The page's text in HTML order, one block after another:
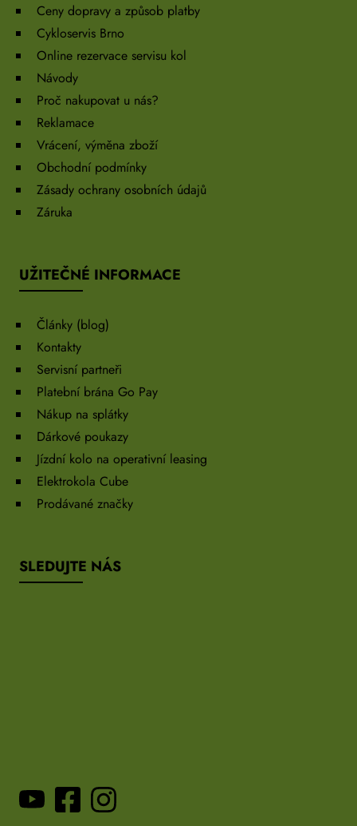
Ceny dopravy a způsob platby
Cykloservis Brno
Online rezervace servisu kol
Návody
Proč nakupovat u nás?
Reklamace
Vrácení, výměna zboží
Obchodní podmínky
Zásady ochrany osobních údajů
Záruka
UŽITEČNÉ INFORMACE
Články (blog)
Kontakty
Servisní partneři
Platební brána Go Pay
Nákup na splátky
Dárkové poukazy
Jízdní kolo na operativní leasing
Elektrokola Cube
Prodávané značky
SLEDUJTE NÁS